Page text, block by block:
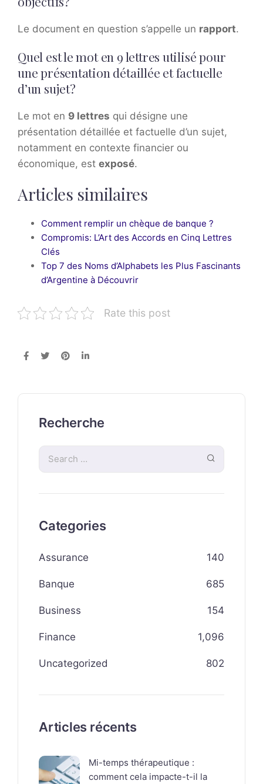
Le document en question s’appelle un rapport.
Quel est le mot en 9 lettres utilisé pour
une présentation détaillée et factuelle
d’un sujet?
Le mot en 9 lettres qui désigne une
présentation détaillée et factuelle d’un sujet,
notamment en contexte financier ou
économique, est exposé.
Articles similaires
Comment remplir un chèque de banque ?
Compromis: L’Art des Accords en Cinq Lettres
Clés
Top 7 des Noms d’Alphabets les Plus Fascinants
d’Argentine à Découvrir
Rate this post
Recherche
Categories
Assurance 140
Banque 685
Business 154
Finance 1,096
Uncategorized 802
Articles récents
Mi-temps thérapeutique :
comment cela impacte-t-il la